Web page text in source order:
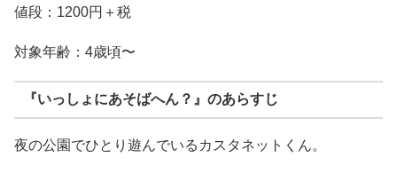
値段：1200円＋税
対象年齢：4歳頃〜
『いっしょにあそばへん？』のあらすじ
夜の公園でひとり遊んでいるカスタネットくん。